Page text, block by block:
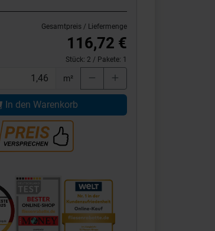
Gesamtpreis / Liefermenge
116,72 €
Stück: 2 / Pakete: 1
m²
In den Warenkorb